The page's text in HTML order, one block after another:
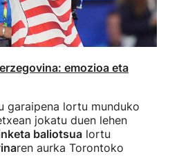
emozioa eta
garaipena lortu munduko
jokatu duen lehen
baliotsua lortu
ren aurka Torontoko